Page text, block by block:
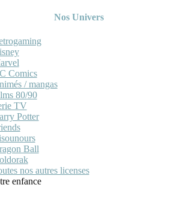
Nos Univers
Comics
/ mangas
80/90
TV
Potter
Ball
nos autres licenses
enfance